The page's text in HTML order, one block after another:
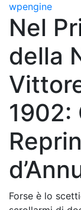
wpengine
Nel
della
1902:
Forse è lo